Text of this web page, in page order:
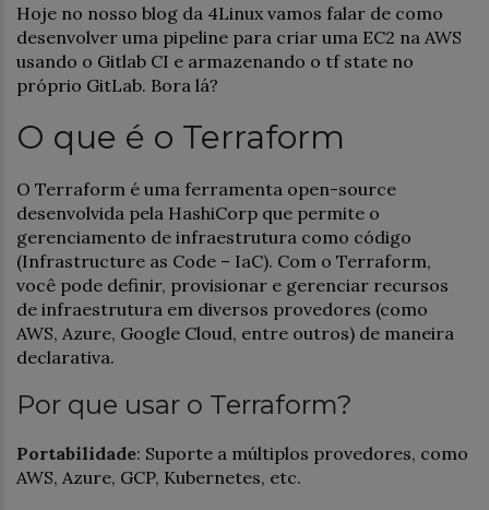
Hoje no nosso blog da 4Linux vamos falar de como
desenvolver uma pipeline para criar uma EC2 na AWS
usando o Gitlab CI e armazenando o tf state no
próprio GitLab. Bora lá?
O que é o Terraform
O Terraform é uma ferramenta open-source
desenvolvida pela HashiCorp que permite o
gerenciamento de infraestrutura como código
(Infrastructure as Code – IaC). Com o Terraform,
você pode definir, provisionar e gerenciar recursos
de infraestrutura em diversos provedores (como
AWS, Azure, Google Cloud, entre outros) de maneira
declarativa.
Por que usar o Terraform?
Portabilidade: Suporte a múltiplos provedores, como
AWS, Azure, GCP, Kubernetes, etc.